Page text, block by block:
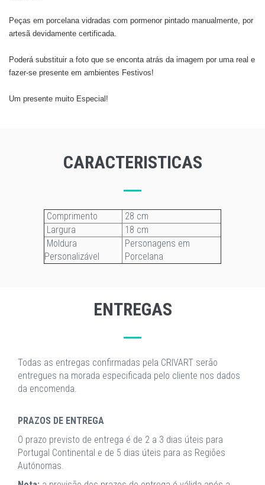
Peças em porcelana vidradas com pormenor pintado manualmente, por
artesã devidamente certificada.
Poderá substituir a foto que se enconta atrás da imagem por uma real e
fazer-se presente em ambientes Festivos!
​Um presente muito Especial!
CARACTERISTICAS
Comprimento
28 cm
Largura
18 cm
Moldura
Personalizável
Personagens em
Porcelana
ENTREGAS
Todas as entregas confirmadas pela CRIVART serão
entregues na morada especificada pelo cliente nos dados
da encomenda.
PRAZOS DE ENTREGA
O prazo previsto de entrega é de 2 a 3 dias úteis para
Portugal Continental e de 5 dias úteis para as Regiões
Autónomas.